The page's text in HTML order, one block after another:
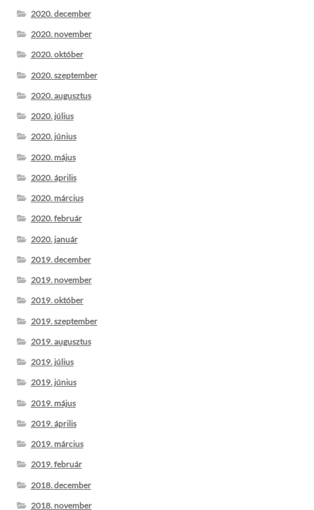
2020. december
2020. november
2020. október
2020. szeptember
2020. augusztus
2020. július
2020. június
2020. május
2020. április
2020. március
2020. február
2020. január
2019. december
2019. november
2019. október
2019. szeptember
2019. augusztus
2019. július
2019. június
2019. május
2019. április
2019. március
2019. február
2018. december
2018. november